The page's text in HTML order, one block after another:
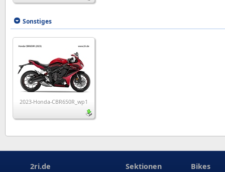
Sonstiges
2023-Honda-CBR650R_wp1
2ri.de Sektionen Bikes